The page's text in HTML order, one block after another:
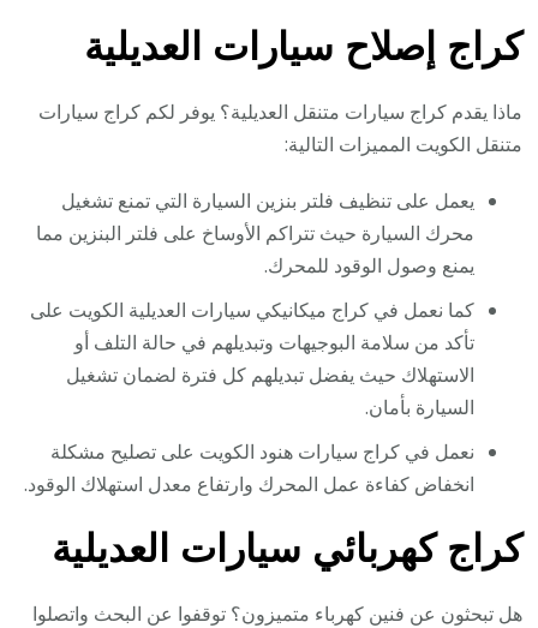
كراج إصلاح سيارات العديلية
ماذا يقدم كراج سيارات متنقل العديلية؟ يوفر لكم كراج سيارات
متنقل الكويت المميزات التالية:
يعمل على تنظيف فلتر بنزين السيارة التي تمنع تشغيل
محرك السيارة حيث تتراكم الأوساخ على فلتر البنزين مما
يمنع وصول الوقود للمحرك.
كما نعمل في كراج ميكانيكي سيارات العديلية الكويت على
تأكد من سلامة البوجيهات وتبديلهم في حالة التلف أو
الاستهلاك حيث يفضل تبديلهم كل فترة لضمان تشغيل
السيارة بأمان.
نعمل في كراج سيارات هنود الكويت على تصليح مشكلة
انخفاض كفاءة عمل المحرك وارتفاع معدل استهلاك الوقود.
كراج كهربائي سيارات العديلية
هل تبحثون عن فنين كهرباء متميزون؟ توقفوا عن البحث واتصلوا